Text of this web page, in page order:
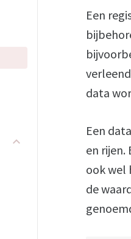
Een
data
Een
en rijen.
ook wel
de